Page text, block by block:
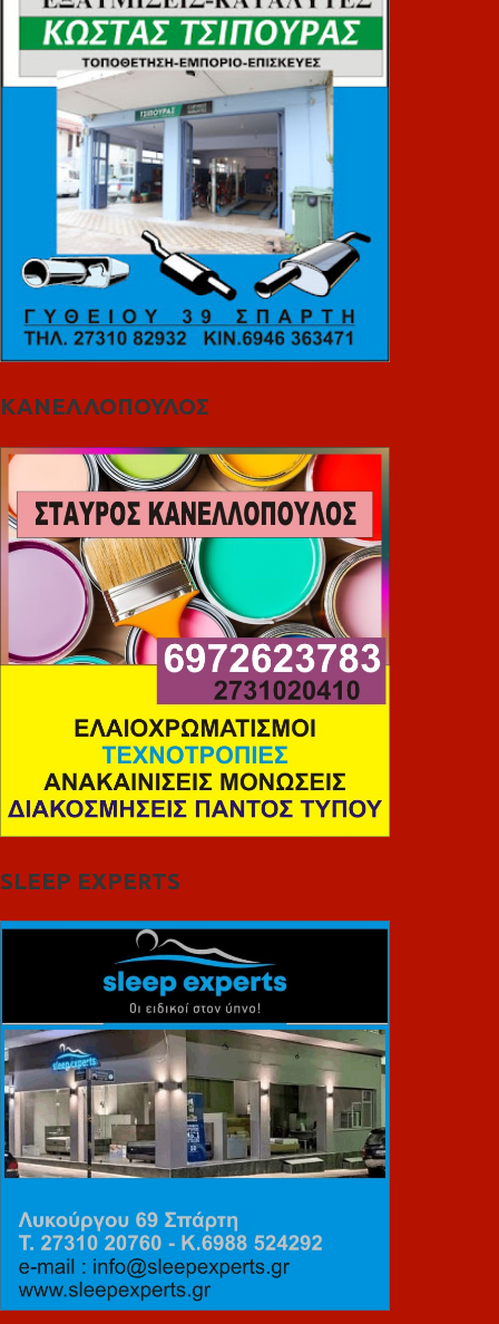
ΚΑΝΕΛΛΟΠΟΥΛΟΣ
SLEEP EXPERTS